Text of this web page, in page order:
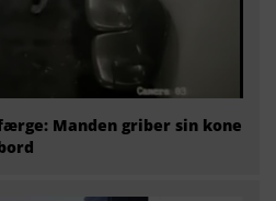
Manden griber sin kone